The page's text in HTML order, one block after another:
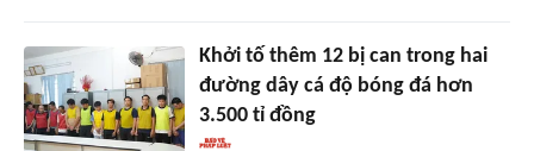
Khởi tố thêm 12 bị can trong hai
đường dây cá độ bóng đá hơn
3.500 tỉ đồng